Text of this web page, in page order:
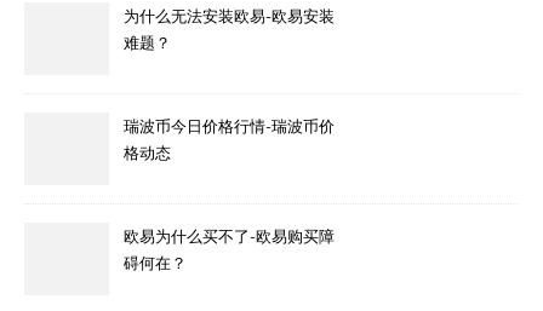
为什么无法安装欧易-欧易安装
难题？
瑞波币今日价格行情-瑞波币价
格动态
欧易为什么买不了-欧易购买障
碍何在？